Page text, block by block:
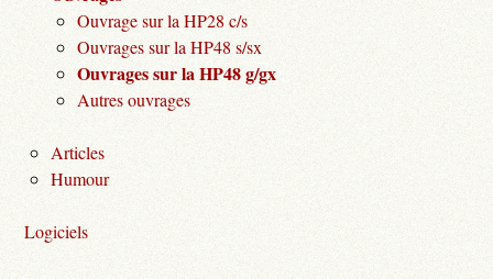
Ouvrage sur la HP28 c/s
Ouvrages sur la HP48 s/sx
Ouvrages sur la HP48 g/gx
Autres ouvrages
Articles
Humour
Logiciels